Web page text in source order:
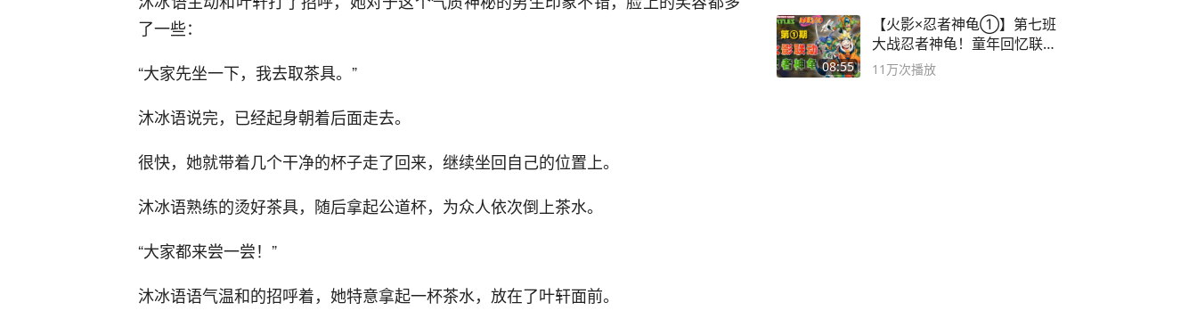
了一些：
“大家先坐一下，我去取茶具。”
沐冰语说完，已经起身朝着后面走去。
很快，她就带着几个干净的杯子走了回来，继续坐回自己的位置上。
沐冰语熟练的烫好茶具，随后拿起公道杯，为众人依次倒上茶水。
“大家都来尝一尝！”
沐冰语语气温和的招呼着，她特意拿起一杯茶水，放在了叶轩面前。
08:55
【火影×忍者神龟①】第七班
大战忍者神龟！童年回忆联动
论武？
11万次播放